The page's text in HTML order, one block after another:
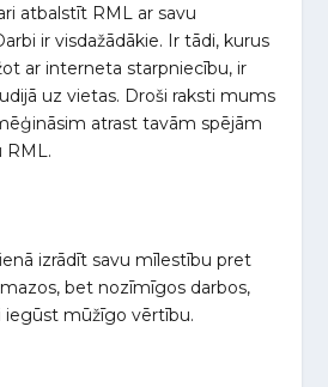
atbalstīt RML ar savu
ir visdažādākie. Ir tādi, kurus
ar interneta starpniecību, ir
uz vietas. Droši raksti mums
atrast tavām spējām
RML.
izrādīt savu mīlestību pret
bet nozīmīgos darbos,
iegūst mūžīgo vērtību.